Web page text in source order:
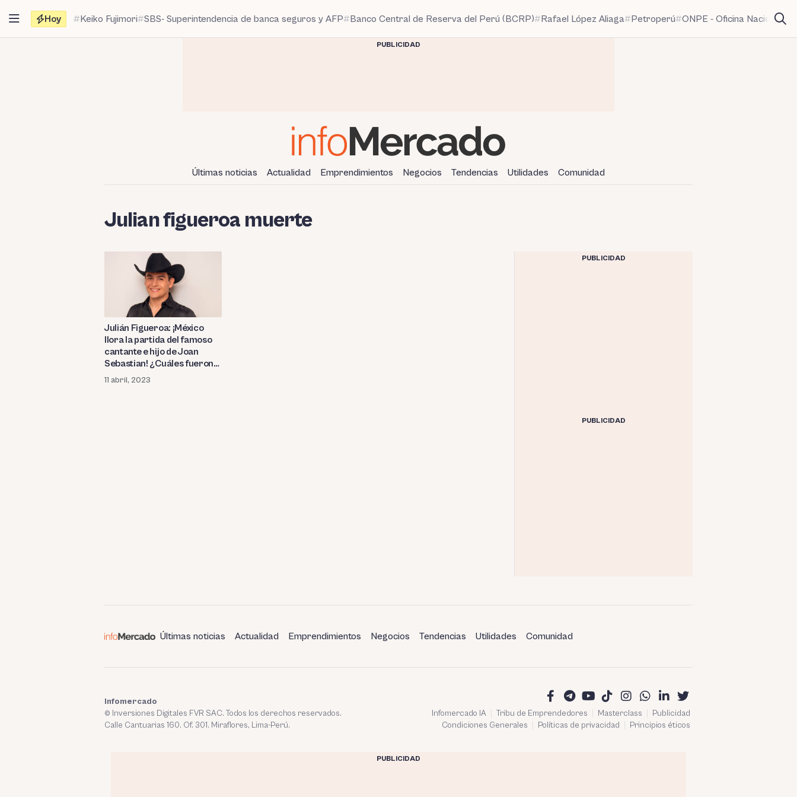
contenido
Hoy Keiko Fujimori SBS- Superintendencia de banca seguros y AFP Banco Central de Reserva del Perú (BCRP) Rafael López Aliaga Petroperú ONPE - Oficina Nacional
PUBLICIDAD
Últimas noticias Actualidad Emprendimientos Negocios Tendencias Utilidades Comunidad
Julian figueroa muerte
Julián Figueroa: ¡México
llora la partida del famoso
cantante e hijo de Joan
Sebastian! ¿Cuáles fueron
las mejores telenovelas
donde participó?
11 abril, 2023
PUBLICIDAD
PUBLICIDAD
Últimas noticias Actualidad Emprendimientos Negocios Tendencias Utilidades Comunidad
Infomercado IA Tribu de Emprendedores Masterclass
Publicidad
Condiciones Generales
Políticas de privacidad Principios éticos
Infomercado
© Inversiones Digitales FVR SAC. Todos los derechos reservados.
Calle Cantuarias 160. Of. 301. Miraflores, Lima-Perú.
PUBLICIDAD